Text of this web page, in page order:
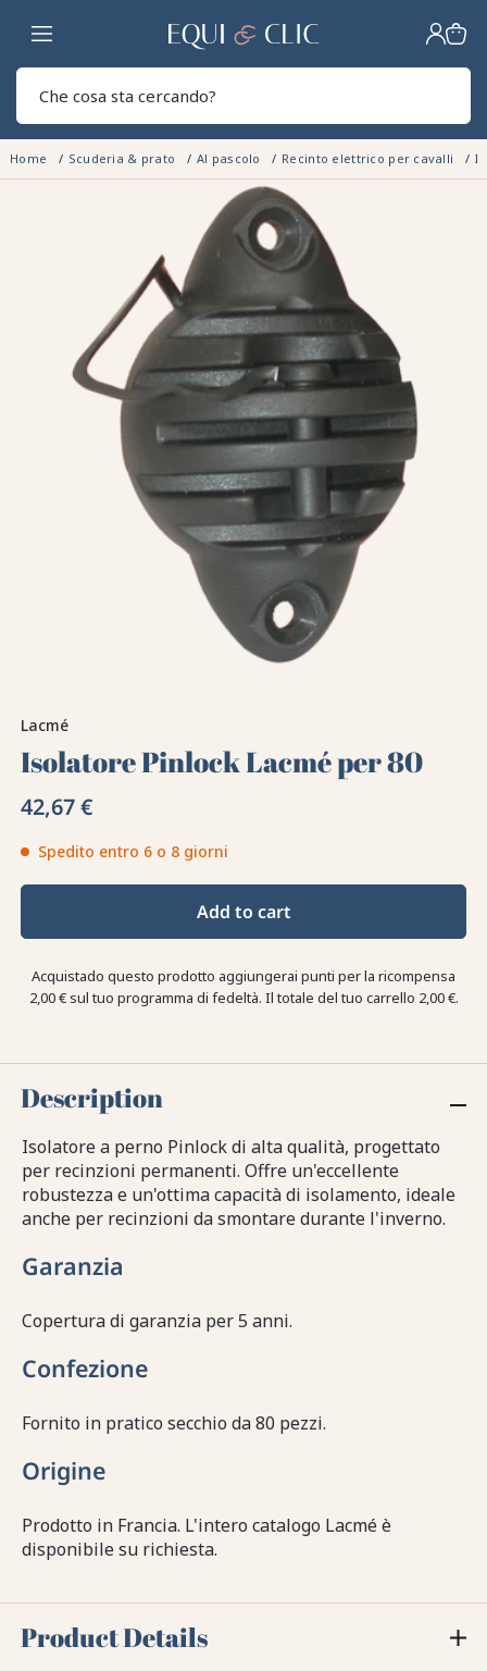
Casa
Home Scuderia & prato Al pascolo Recinto elettrico per cavalli
Lacmé
Isolatore Pinlock Lacmé per 80
42,67 €
Spedito entro 6 o 8 giorni
Add to cart
Acquistado questo prodotto aggiungerai punti per la ricompensa
2,00 €sul tuo programma di fedeltà. Il totale del tuo carrello 2,00 €.
Description
Isolatore a perno Pinlock di alta qualità, progettato
per recinzioni permanenti. Offre un'eccellente
robustezza e un'ottima capacità di isolamento, ideale
anche per recinzioni da smontare durante l'inverno.
Garanzia
Copertura di garanzia per 5 anni.
Confezione
Fornito in pratico secchio da 80 pezzi.
Origine
Prodotto in Francia. L'intero catalogo Lacmé è
disponibile su richiesta.
Product Details